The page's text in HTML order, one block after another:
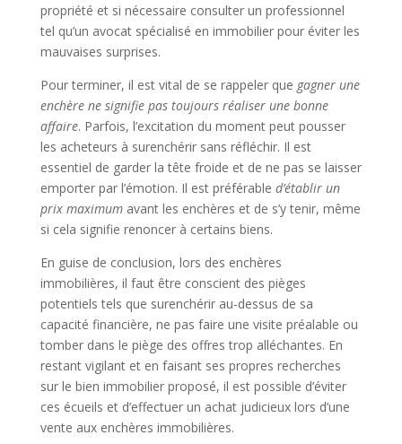
propriété et si nécessaire consulter un professionnel
tel qu’un avocat spécialisé en immobilier pour éviter les
mauvaises surprises.
Pour terminer, il est vital de se rappeler que gagner une
enchère ne signifie pas toujours réaliser une bonne
affaire. Parfois, l’excitation du moment peut pousser
les acheteurs à surenchérir sans réfléchir. Il est
essentiel de garder la tête froide et de ne pas se laisser
emporter par l’émotion. Il est préférable d’établir un
prix maximumavant les enchères et de s’y tenir, même
si cela signifie renoncer à certains biens.
En guise de conclusion, lors des enchères
immobilières, il faut être conscient des pièges
potentiels tels que surenchérir au-dessus de sa
capacité financière, ne pas faire une visite préalable ou
tomber dans le piège des offres trop alléchantes. En
restant vigilant et en faisant ses propres recherches
sur le bien immobilier proposé, il est possible d’éviter
ces écueils et d’effectuer un achat judicieux lors d’une
vente aux enchères immobilières.